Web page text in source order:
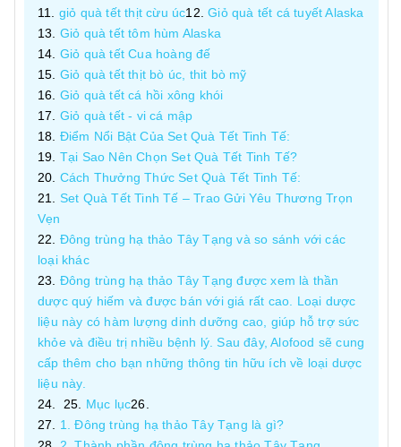
giỏ quà tết thịt cừu úc
Giỏ quà tết cá tuyết Alaska
Giỏ quà tết tôm hùm Alaska
Giỏ quà tết Cua hoàng đế
Giỏ quà tết thịt bò úc, thit bò mỹ
Giỏ quà tết cá hồi xông khói
Giỏ quà tết - vi cá mập
Điểm Nổi Bật Của Set Quà Tết Tinh Tế:
Tại Sao Nên Chọn Set Quà Tết Tinh Tế?
Cách Thưởng Thức Set Quà Tết Tinh Tế:
Set Quà Tết Tinh Tế – Trao Gửi Yêu Thương Trọn
Vẹn
Đông trùng hạ thảo Tây Tạng và so sánh với các
loại khác
Đông trùng hạ thảo Tây Tạng được xem là thần
dược quý hiếm và được bán với giá rất cao. Loại dược
liệu này có hàm lượng dinh dưỡng cao, giúp hỗ trợ sức
khỏe và điều trị nhiều bệnh lý. Sau đây, Alofood sẽ cung
cấp thêm cho bạn những thông tin hữu ích về loại dược
liệu này.
Mục lục
1. Đông trùng hạ thảo Tây Tạng là gì?